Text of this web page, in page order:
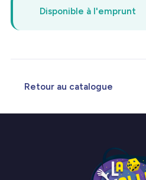
Disponible à l'emprunt
Retour au catalogue